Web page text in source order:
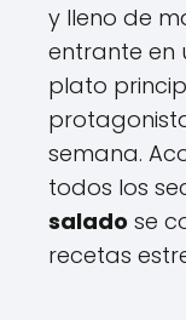
y lleno de
entrante en
plato
semana.
todos los
salado se
recetas